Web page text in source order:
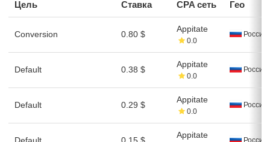
Цель Ставка CPA сеть Гео
Conversion 0.80 $
Appitate
0.0
Россия
Default 0.38 $
Appitate
0.0
Россия
Default 0.29 $
Appitate
0.0
Россия
Default 0.15 $
Appitate
Россия